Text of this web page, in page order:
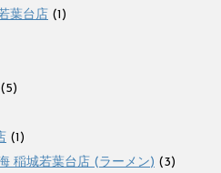
葉台店 (1)
(5)
(1)
稲城若葉台店 (ラーメン) (3)